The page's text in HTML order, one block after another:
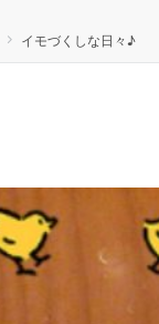
イモづくしな日々♪